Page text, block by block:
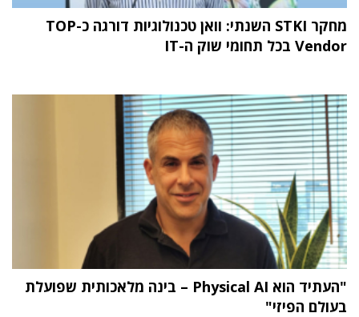
מחקר STKI השנתי: וואן טכנולוגיות דורגה כ-TOP
Vendor בכל תחומי שוק ה-IT
"העתיד הוא Physical AI – בינה מלאכותית שפועלת
בעולם הפיזי"